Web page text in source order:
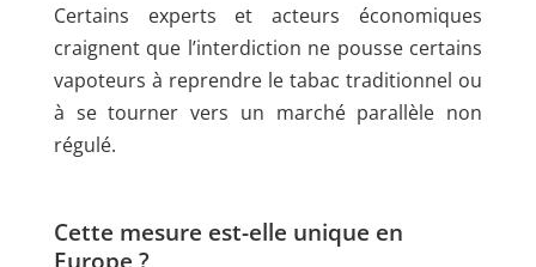
Certains experts et acteurs économiques
craignent que l’interdiction ne pousse certains
vapoteurs à reprendre le tabac traditionnel ou
à se tourner vers un marché parallèle non
régulé.
Cette mesure est-elle unique en
Europe ?